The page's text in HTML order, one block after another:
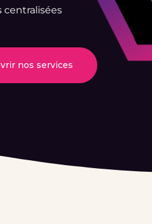
centralisées
nos services